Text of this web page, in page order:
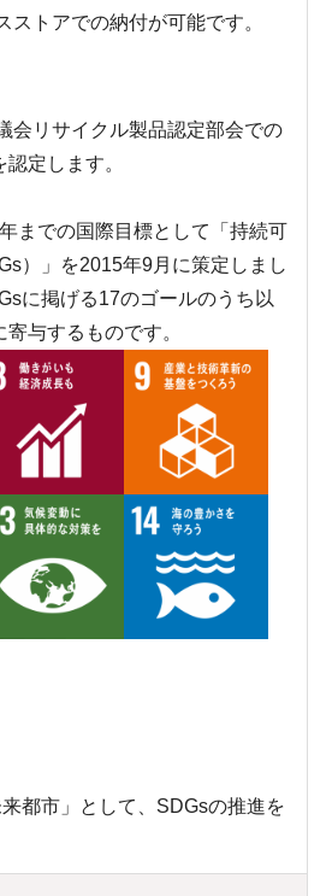
トアでの納付が可能です。
リサイクル製品認定部会での
定します。
での国際目標として「持続可
）」を2015年9月に策定しまし
に掲げる17のゴールのうち以
与するものです。
都市」として、SDGsの推進を